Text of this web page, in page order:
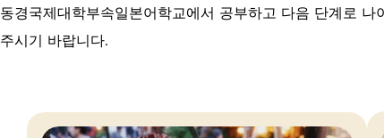
동경국제대학부속일본어학교에서 공부하고 다음 단계로
주시기 바랍니다.